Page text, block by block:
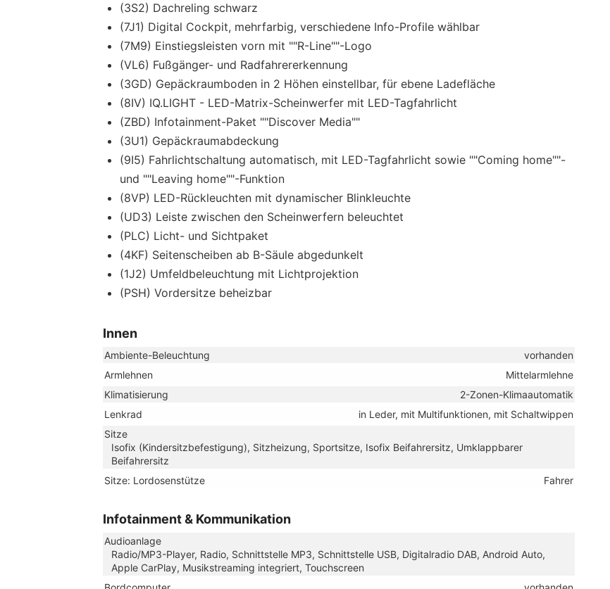
(3S2) Dachreling schwarz
(7J1) Digital Cockpit, mehrfarbig, verschiedene Info-Profile wählbar
(7M9) Einstiegsleisten vorn mit ""R-Line""-Logo
(VL6) Fußgänger- und Radfahrererkennung
(3GD) Gepäckraumboden in 2 Höhen einstellbar, für ebene Ladefläche
(8IV) IQ.LIGHT - LED-Matrix-Scheinwerfer mit LED-Tagfahrlicht
(ZBD) Infotainment-Paket ""Discover Media""
(3U1) Gepäckraumabdeckung
(9I5) Fahrlichtschaltung automatisch, mit LED-Tagfahrlicht sowie ""Coming home""-
und ""Leaving home""-Funktion
(8VP) LED-Rückleuchten mit dynamischer Blinkleuchte
(UD3) Leiste zwischen den Scheinwerfern beleuchtet
(PLC) Licht- und Sichtpaket
(4KF) Seitenscheiben ab B-Säule abgedunkelt
(1J2) Umfeldbeleuchtung mit Lichtprojektion
(PSH) Vordersitze beheizbar
Innen
Ambiente-Beleuchtung
vorhanden
Armlehnen
Mittelarmlehne
Klimatisierung
2-Zonen-Klimaautomatik
Lenkrad
in Leder, mit Multifunktionen, mit Schaltwippen
Sitze
Isofix (Kindersitzbefestigung), Sitzheizung, Sportsitze, Isofix Beifahrersitz, Umklappbarer
Beifahrersitz
Sitze: Lordosenstütze
Fahrer
Infotainment & Kommunikation
Audioanlage
Radio/MP3-Player, Radio, Schnittstelle MP3, Schnittstelle USB, Digitalradio DAB, Android Auto,
Apple CarPlay, Musikstreaming integriert, Touchscreen